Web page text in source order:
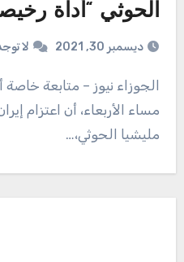
الحوثي “أداة
ديسمبر 30, 2021 لا
مساء الأربعاء، أن اعتزام
مليشيا الحوثي،…